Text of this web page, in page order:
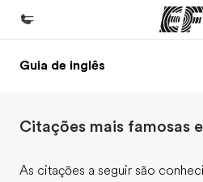
Início
Programas
Guia de inglês
Citações mais famosas
As citações a seguir são